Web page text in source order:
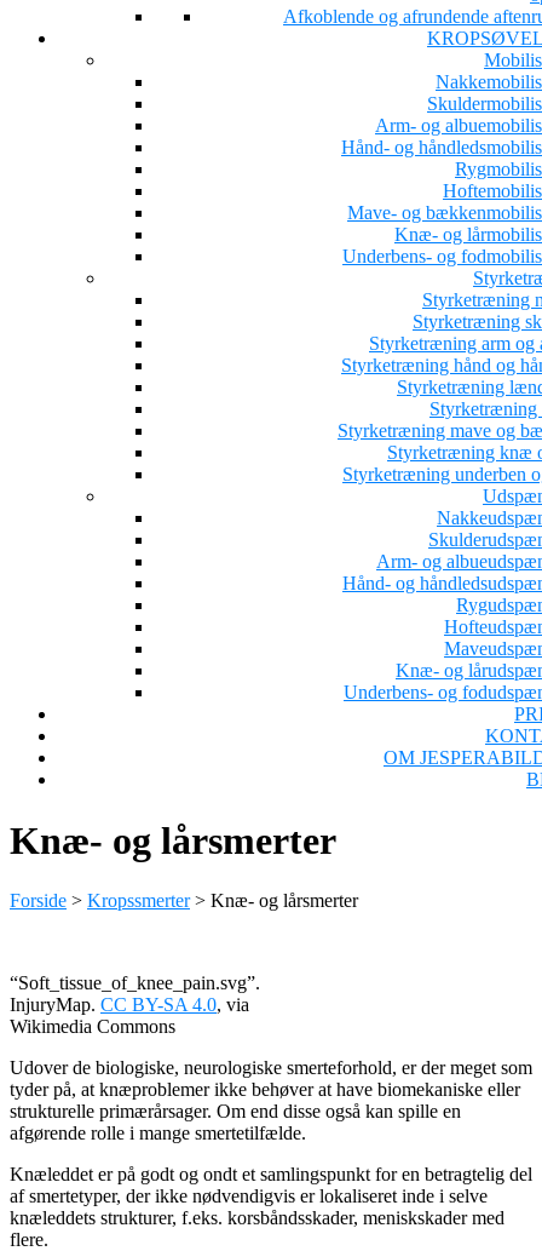
Afkoblende og afrundende
Arm- og
Hånd- og
Mave- og
Knæ- og
Underbens- og
Styrketræning
Styrketræning
Styrketræning arm og
Styrketræning hånd og
Styrketræning
Styrketræning
Styrketræning mave og
Styrketræning knæ
Styrketræning underben
Arm- og
Hånd- og
Knæ- og
Underbens- og
OM
Knæ- og lårsmerter
Forside > Kropssmerter> Knæ- og lårsmerter
“Soft_tissue_of_knee_pain.svg”.
InjuryMap. CC BY-SA 4.0, via
Wikimedia Commons
Udover de biologiske, neurologiske smerteforhold, er der meget som
tyder på, at knæproblemer ikke behøver at have biomekaniske eller
strukturelle primærårsager. Om end disse også kan spille en
afgørende rolle i mange smertetilfælde.
Knæleddet er på godt og ondt et samlingspunkt for en betragtelig del
af smertetyper, der ikke nødvendigvis er lokaliseret inde i selve
knæleddets strukturer, f.eks. korsbåndsskader, meniskskader med
flere.